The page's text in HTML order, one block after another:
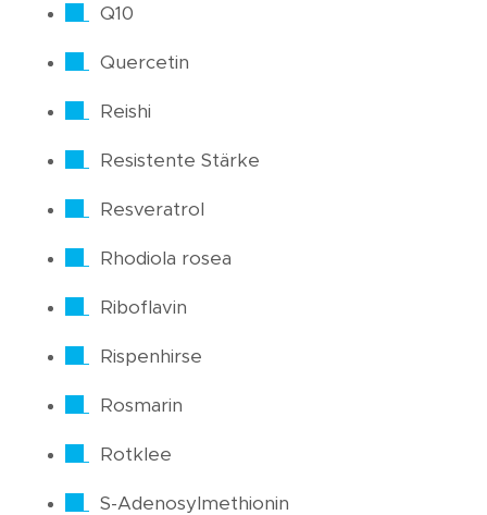
Q10
Quercetin
Reishi
Resistente Stärke
Resveratrol
Rhodiola rosea
Riboflavin
Rispenhirse
Rosmarin
Rotklee
S-Adenosylmethionin